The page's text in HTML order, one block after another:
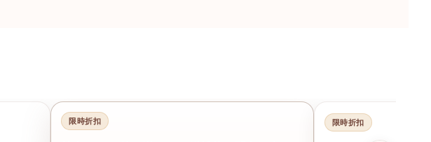
限時折扣 限時折扣